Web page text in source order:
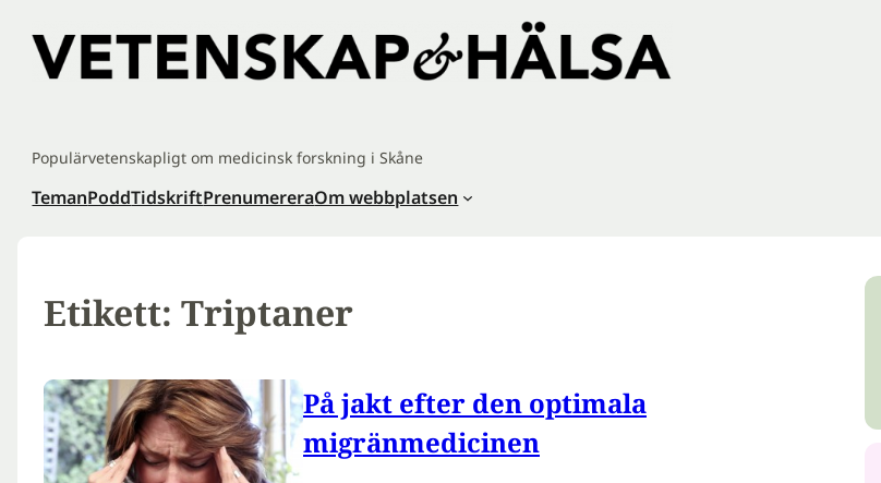
innehåll
Populärvetenskapligt om medicinsk forskning i Skåne
TemanPoddTidskriftPrenumereraOm webbplatsen
Etikett: Triptaner
På jakt efter den optimala
migränmedicinen